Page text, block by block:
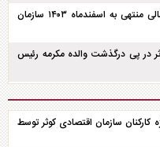
مجمع عمومی عادی بطور فوق‌العاده سال مالی منتهی به اسفند‌ماه ۱۴۰۳ سازمان
در پی درگذشت والده مکرمه رئیس
سازمان اقتصادی کوثر توسط